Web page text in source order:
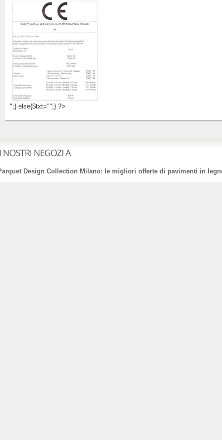
";} else{$txt="";} ?>
Design Collection Milano: le migliori offerte di pavimenti in